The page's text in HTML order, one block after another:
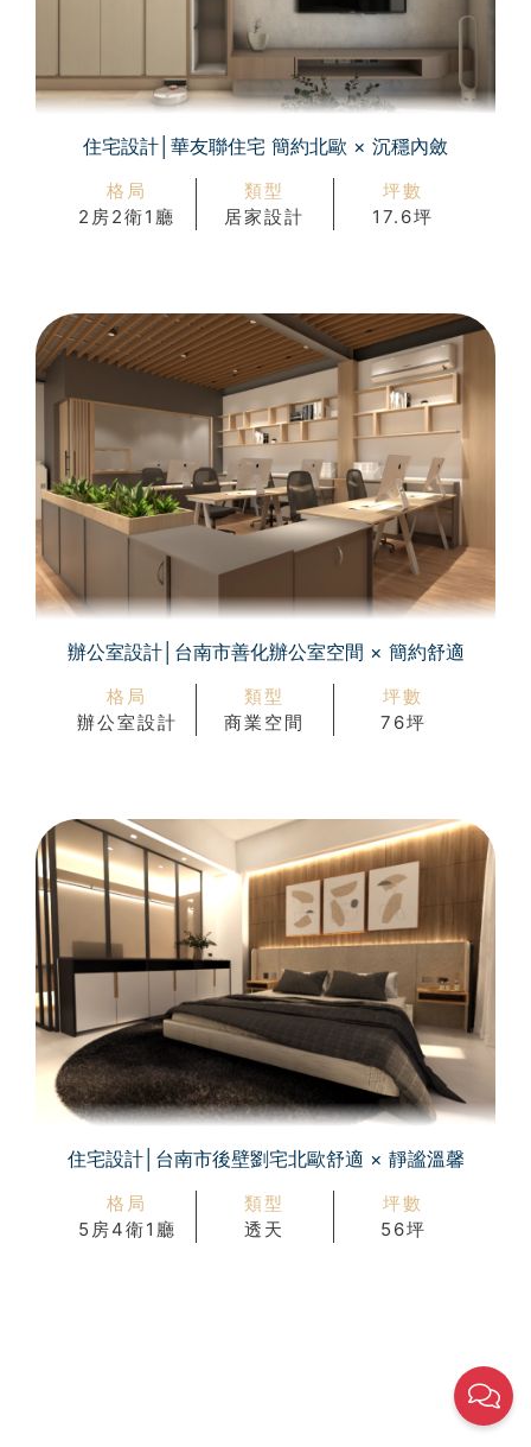
住宅設計│華友聯住宅 簡約北歐 × 沉穩內斂
格局
2房2衛1廳
類型
居家設計
坪數
17.6坪
辦公室設計│台南市善化辦公室空間 × 簡約舒適
格局
辦公室設計
類型
商業空間
坪數
76坪
住宅設計│台南市後壁劉宅北歐舒適 × 靜謐溫馨
格局
5房4衛1廳
類型
透天
坪數
56坪